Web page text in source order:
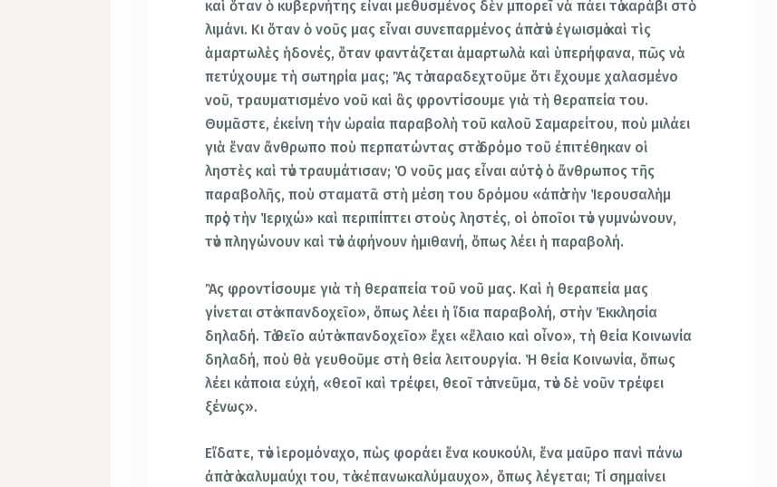
καὶ ὅταν ὁ κυβερνήτης εἶναι μεθυσμένος δὲν μπορεῖ νὰ πάει τὸ καράβι στὸ
λιμάνι. Κι ὅταν ὁ νοῦς μας εἶναι συνεπαρμένος ἀπὸ τὸν ἐγωισμὸ καὶ τὶς
ἁμαρτωλὲς ἡδονές, ὅταν φαντάζεται ἁμαρτωλὰ καὶ ὑπερήφανα, πῶς νὰ
πετύχουμε τὴ σωτηρία μας; Ἂς τὸ παραδεχτοῦμε ὅτι ἔχουμε χαλασμένο
νοῦ, τραυματισμένο νοῦ καὶ ἂς φροντίσουμε γιὰ τὴ θεραπεία του.
Θυμᾶστε, ἐκείνη τὴν ὡραία παραβολὴ τοῦ καλοῦ Σαμαρείτου, ποὺ μιλάει
γιὰ ἕναν ἄνθρωπο ποὺ περπατώντας στὸ δρόμο τοῦ ἐπιτέθηκαν οἱ
ληστὲς καὶ τὸν τραυμάτισαν; Ὁ νοῦς μας εἶναι αὐτὸς ὁ ἄνθρωπος τῆς
παραβολῆς, ποὺ σταματᾶ στὴ μέση του δρόμου «ἀπὸ τὴν Ἱερουσαλὴμ
πρὸς τὴν Ἱεριχώ» καὶ περιπίπτει στοὺς ληστές, οἱ ὁποῖοι τὸν γυμνώνουν,
τὸν πληγώνουν καὶ τὸν ἀφήνουν ἡμιθανή, ὅπως λέει ἡ παραβολή.
Ἂς φροντίσουμε γιὰ τὴ θεραπεία τοῦ νοῦ μας. Καὶ ἡ θεραπεία μας
γίνεται στὸ «πανδοχεῖο», ὅπως λέει ἡ ἴδια παραβολή, στὴν Ἐκκλησία
δηλαδή. Τὸ θεῖο αὐτὸ «πανδοχεῖο» ἔχει «ἔλαιο καὶ οἶνο», τὴ θεία Κοινωνία
δηλαδή, ποὺ θὰ γευθοῦμε στὴ θεία λειτουργία. Ἡ θεία Κοινωνία, ὅπως
λέει κάποια εὐχή, «θεοῖ καὶ τρέφει, θεοῖ τὸ πνεῦμα, τὸν δὲ νοῦν τρέφει
ξένως».
Εἴδατε, τὸν ἱερομόναχο, πὼς φοράει ἕνα κουκούλι, ἕνα μαῦρο πανὶ πάνω
ἀπὸ τὸ καλυμαύχι του, τὸ «ἐπανωκαλύμαυχο», ὅπως λέγεται; Τί σημαίνει